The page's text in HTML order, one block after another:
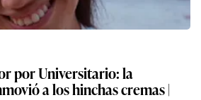
por Universitario: la
a los hinchas cremas |